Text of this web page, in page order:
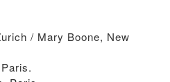
/ Mary Boone, New